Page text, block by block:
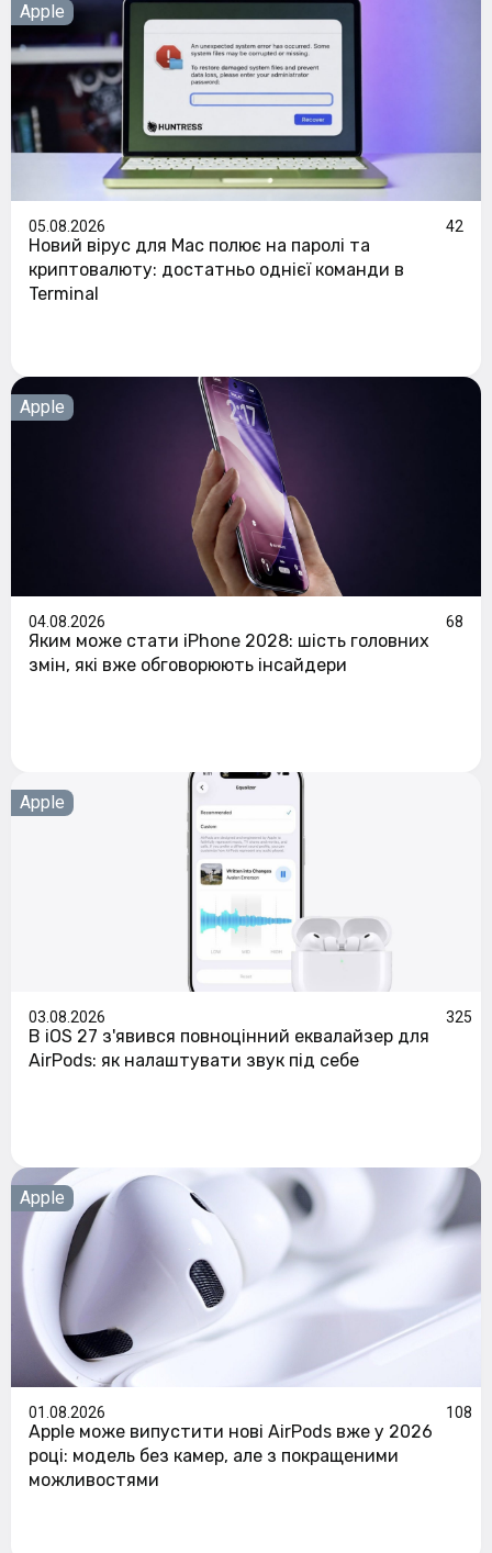
Apple
05.08.2026 42
Новий вірус для Mac полює на паролі та
криптовалюту: достатньо однієї команди в
Terminal
Apple
04.08.2026 68
Яким може стати iPhone 2028: шість головних
змін, які вже обговорюють інсайдери
Apple
03.08.2026 325
В iOS 27 з'явився повноцінний еквалайзер для
AirPods: як налаштувати звук під себе
Apple
01.08.2026 108
Apple може випустити нові AirPods вже у 2026
році: модель без камер, але з покращеними
можливостями